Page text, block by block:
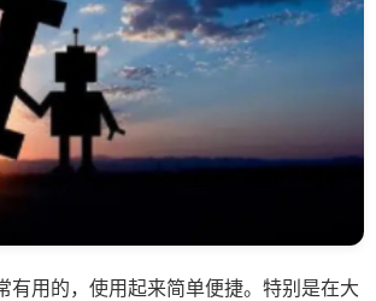
用的，使用起来简单便捷。特别是在大